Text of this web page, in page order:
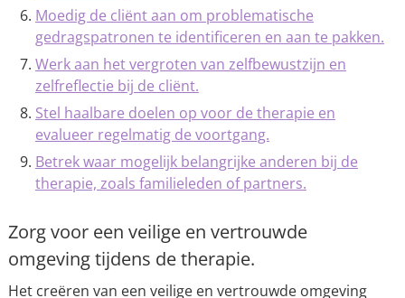
Moedig de cliënt aan om problematische
gedragspatronen te identificeren en aan te pakken.
Werk aan het vergroten van zelfbewustzijn en
zelfreflectie bij de cliënt.
Stel haalbare doelen op voor de therapie en
evalueer regelmatig de voortgang.
Betrek waar mogelijk belangrijke anderen bij de
therapie, zoals familieleden of partners.
Zorg voor een veilige en vertrouwde
omgeving tijdens de therapie.
Het creëren van een veilige en vertrouwde omgeving